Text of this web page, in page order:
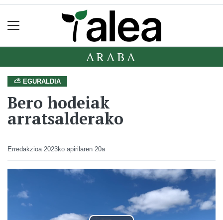
ARABA
⛅ EGURALDIA
Bero hodeiak
arratsalderako
Erredakzioa 2023ko apirilaren 20a